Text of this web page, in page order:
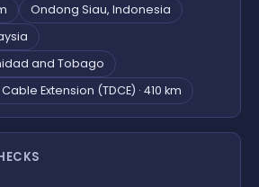
Ondong Siau, Indonesia
and Tobago
Extension (TDCE) · 410 km